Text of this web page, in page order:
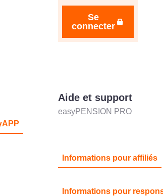
Se
connecter
Aide et support
easyPENSION PRO
Informations pour affiliés
Informations pour